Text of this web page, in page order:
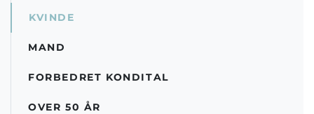
KVINDE
MAND
FORBEDRET KONDITAL
OVER 50 ÅR